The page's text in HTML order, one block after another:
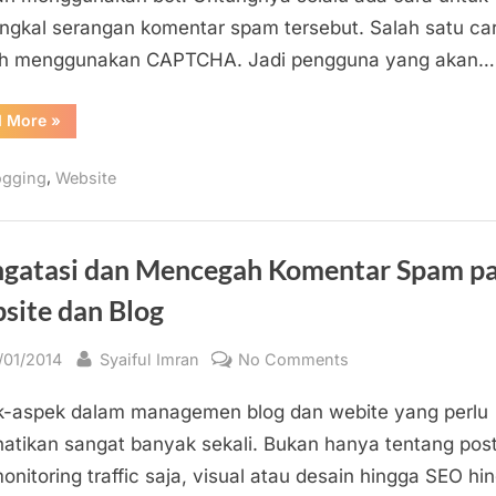
untuk
Menangkal
Spam
serangan komentar spam tersebut. Salah satu
menggunakan CAPTCHA. Jadi pengguna yang akan…
More“Memasang/Instalasi
Plugin
pada
Menangkal
»
, Website
dan Mencegah Komentar Spam
dan Blog
2014 By
Syaiful Imran No Comments
dan
Mencegah
Komentar
aspek dalam managemen blog dan webite yang perlu
sangat banyak sekali. Bukan hanya tentang
traffic saja, visual atau desain hingga SEO